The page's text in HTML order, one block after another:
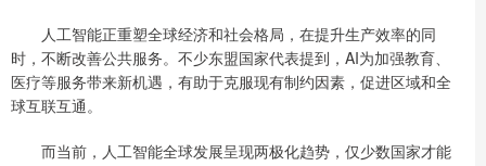
人工智能正重塑全球经济和社会格局，在提升生产效率的同
时，不断改善公共服务。不少东盟国家代表提到，AI为加强教育、
医疗等服务带来新机遇，有助于克服现有制约因素，促进区域和全
球互联互通。
而当前，人工智能全球发展呈现两极化趋势，仅少数国家才能